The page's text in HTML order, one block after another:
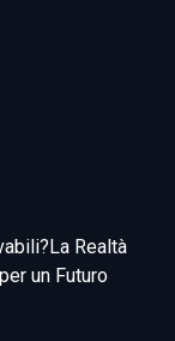
Realtà
un Futuro